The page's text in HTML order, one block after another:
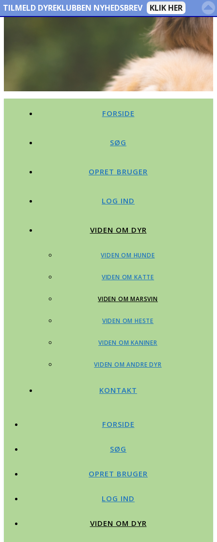
FORSIDE
SØG
OPRET BRUGER
LOG IND
VIDEN OM DYR
VIDEN OM HUNDE
VIDEN OM KATTE
VIDEN OM MARSVIN
VIDEN OM HESTE
VIDEN OM KANINER
VIDEN OM ANDRE DYR
KONTAKT
FORSIDE
SØG
OPRET BRUGER
LOG IND
VIDEN OM DYR
TILMELD DYREKLUBBEN NYHEDSBREV KLIK HER